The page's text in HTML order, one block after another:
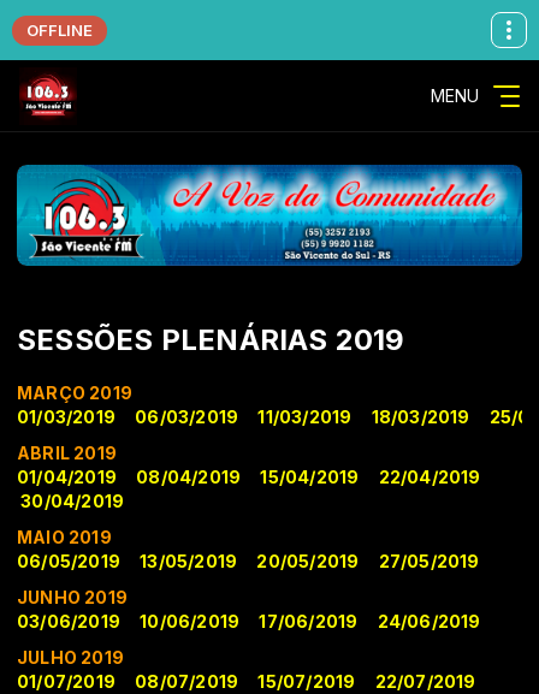
OFFLINE
MENU
SESSÕES PLENÁRIAS 2019
MARÇO 2019
01/03/2019
06/03/2019 11/03/2019 18/03/2019
25/
ABRIL 2019
01/04/2019
08/04/2019 15/04/2019
22/04/2019
30/04/2019
MAIO 2019
06/05/2019
13/05/2019 20/05/2019
27/05/2019
JUNHO 2019
03/06/2019
10/06/2019 17/06/2019
24/06/2019
JULHO 2019
01/07/2019
08/07/2019 15/07/2019
22/07/2019